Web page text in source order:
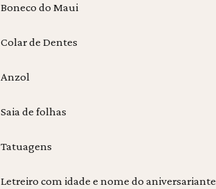
Boneco do Maui
Colar de Dentes
Anzol
Saia de folhas
Tatuagens
Letreiro com idade e nome do aniversariante